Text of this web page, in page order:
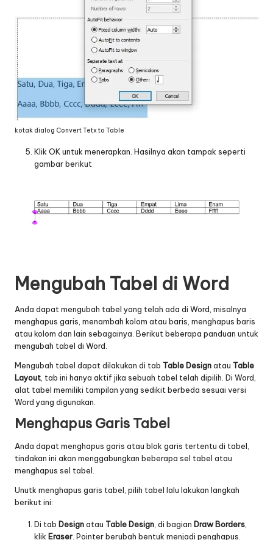
kotak dialog Convert Tetx to Table
Klik OK untuk menerapkan. Hasilnya akan tampak seperti
gambar berikut
Mengubah Tabel di Word
Anda dapat mengubah tabel yang telah ada di Word, misalnya
menghapus garis, menambah kolom atau baris, menghapus baris
atau kolom dan lain sebagainya. Berikut beberapa panduan untuk
mengubah tabel di Word.
Mengubah tabel dapat dilakukan di tab Table Designatau Table
Layout , tab ini hanya aktif jika sebuah tabel telah dipilih. Di Word,
alat tabel memiliki tampilan yang sedikit berbeda sesuai versi
Word yang digunakan.
Menghapus Garis Tabel
Anda dapat menghapus garis atau blok garis tertentu di tabel,
tindakan ini akan menggabungkan beberapa sel tabel atau
menghapus sel tabel.
Unutk menghapus garis tabel, pilih tabel lalu lakukan langkah
berikut ini:
Di tab Designatau Table Design, di bagian Draw Borders,
klik Eraser. Pointer berubah bentuk menjadi penghapus.